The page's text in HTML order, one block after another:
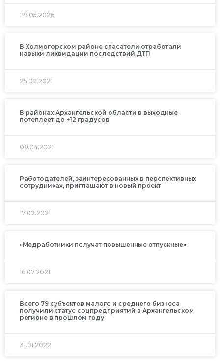
29.05.2026
В Холмогорском районе спасатели отработали
навыки ликвидации последствий ДТП
25.02.2021
В районах Архангельской области в выходные
потеплеет до +12 градусов
09.04.2021
Работодателей, заинтересованных в перспективных
сотрудниках, приглашают в новый проект
17.02.2021
«Медработники получат повышенные отпускные»
16.07.2021
Всего 79 субъектов малого и среднего бизнеса
получили статус соцпредприятий в Архангельском
регионе в прошлом году
31.01.2022